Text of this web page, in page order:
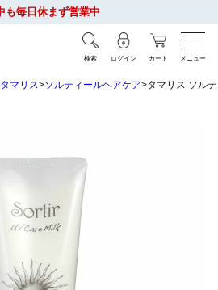
も毎日休まず営業中
検索 ログイン カート メニュー
タマリス ソルティールヘアケア タマリス ソル